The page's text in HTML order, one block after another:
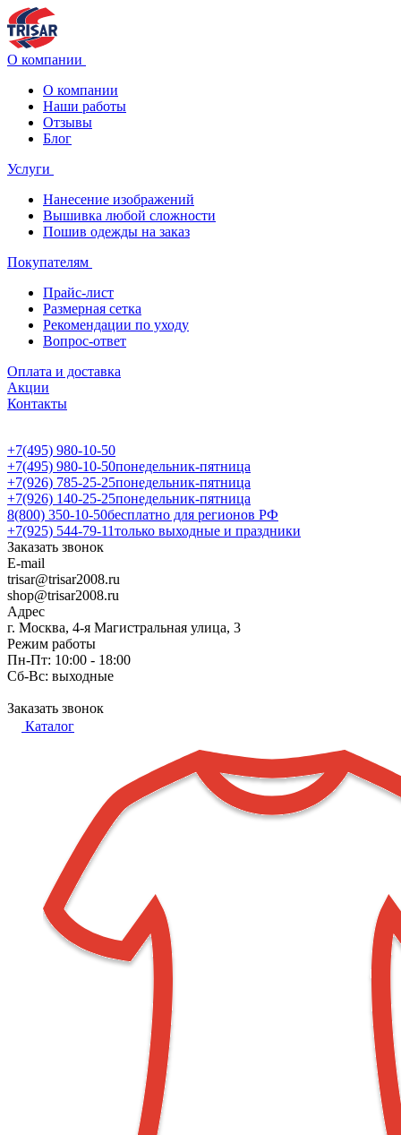
О компании
О компании
Наши работы
Отзывы
Блог
Услуги
Нанесение изображений
Вышивка любой сложности
Пошив одежды на заказ
Покупателям
Прайс-лист
Размерная сетка
Рекомендации по уходу
Вопрос-ответ
Оплата и доставка
Акции
Контакты
+7(495) 980-10-50
+7(495) 980-10-50понедельник-пятница
+7(926) 785-25-25понедельник-пятница
+7(926) 140-25-25понедельник-пятница
8(800) 350-10-50бесплатно для регионов РФ
+7(925) 544-79-11только выходные и праздники
Заказать звонок
E-mail
trisar@trisar2008.ru
shop@trisar2008.ru
Адрес
г. Москва, 4-я Магистральная улица, 3
Режим работы
Пн-Пт: 10:00 - 18:00
Сб-Вс: выходные
Заказать звонок
Каталог